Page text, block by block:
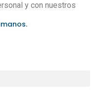
y con nuestros